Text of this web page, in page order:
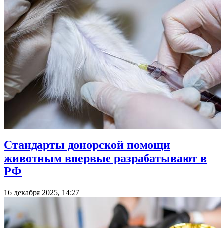
Стандарты донорской помощи
животным впервые разрабатывают в
РФ
16 декабря 2025, 14:27